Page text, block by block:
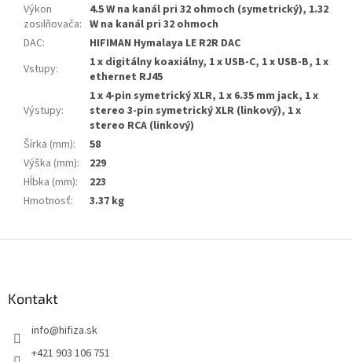
Výkon
zosilňovača:
4.5 W na kanál pri 32 ohmoch (symetrický), 1.32
W na kanál pri 32 ohmoch
DAC:
HIFIMAN Hymalaya LE R2R DAC
Vstupy:
1 x digitálny koaxiálny, 1 x USB-C, 1 x USB-B, 1 x
ethernet RJ45
Výstupy:
1 x 4-pin symetrický XLR, 1 x 6.35 mm jack, 1 x
stereo 3-pin symetrický XLR (linkový), 1 x
stereo RCA (linkový)
Šírka (mm):
58
Výška (mm):
229
Hĺbka (mm):
223
Hmotnosť: 3.37 kg
Kontakt
info@hifiza.sk
+421 903 106 751